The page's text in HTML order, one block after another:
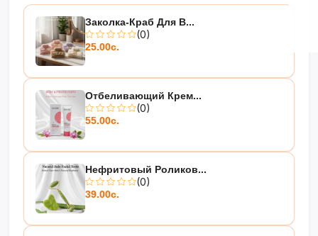
Заколка-Краб Для В...
(0)
25.00с.
Отбеливающий Крем...
(0)
55.00с.
Нефритовый Роликов...
(0)
39.00с.